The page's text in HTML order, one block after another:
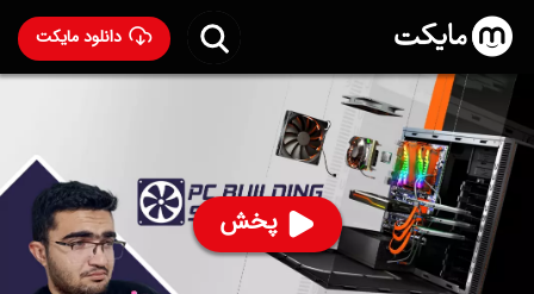
دانلود مایکت
پخش
استریم شبیه‌ساز تعمیرگاه کامیپوتر - سناتور هادی
۳۵ 87% سناتور هادی
ساخت ایران سال 1403
رده سنی ۱۳+
استریم